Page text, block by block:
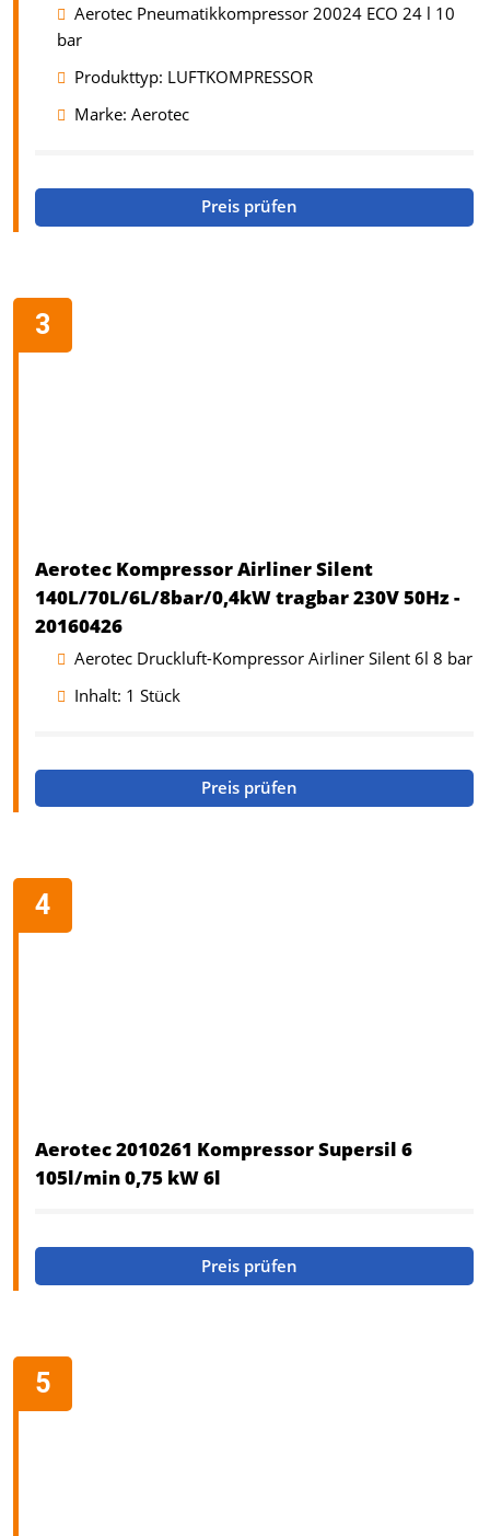
Aerotec Pneumatikkompressor 20024 ECO 24 l 10
bar
Produkttyp: LUFTKOMPRESSOR
Marke: Aerotec
Preis prüfen
Aerotec Kompressor Airliner Silent
140L/70L/6L/8bar/0,4kW tragbar 230V 50Hz -
20160426
Aerotec Druckluft-Kompressor Airliner Silent 6l 8 bar
Inhalt: 1 Stück
Preis prüfen
Aerotec 2010261 Kompressor Supersil 6
105l/min 0,75 kW 6l
Preis prüfen